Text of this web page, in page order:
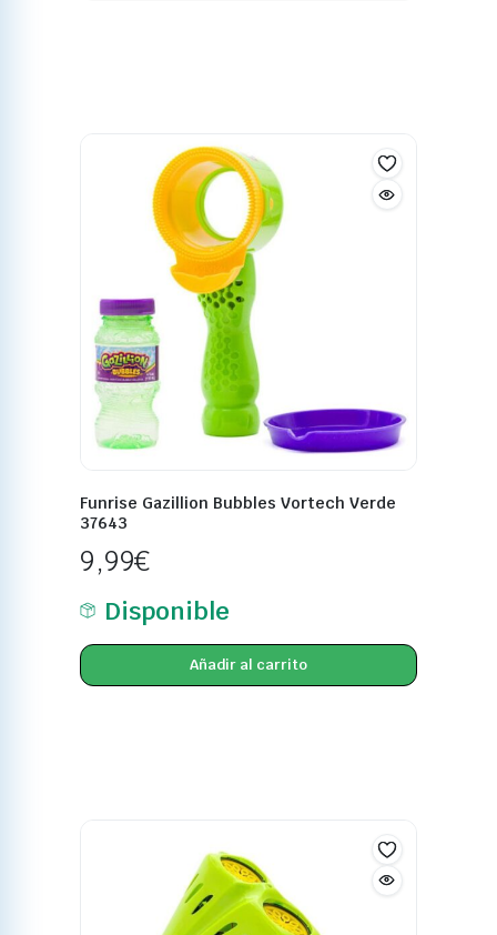
Funrise Gazillion Bubbles Vortech Verde
37643
9,99€
Disponible
Añadir al carrito